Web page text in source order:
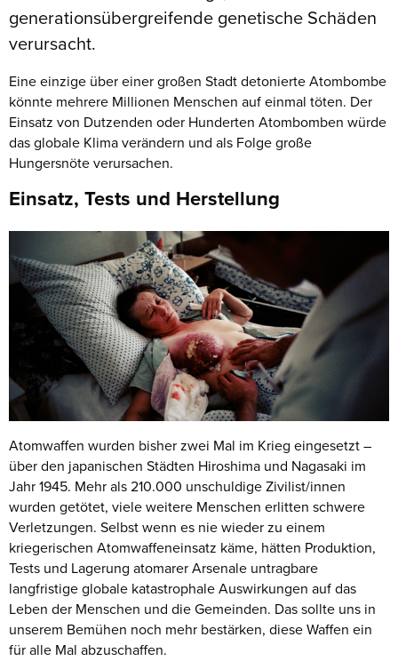
generationsübergreifende genetische Schäden
verursacht.
Eine einzige über einer großen Stadt detonierte Atombombe
könnte mehrere Millionen Menschen auf einmal töten. Der
Einsatz von Dutzenden oder Hunderten Atombomben würde
das globale Klima verändern und als Folge große
Hungersnöte verursachen.
Einsatz, Tests und Herstellung
Atomwaffen wurden bisher zwei Mal im Krieg eingesetzt –
über den japanischen Städten Hiroshima und Nagasaki im
Jahr 1945. Mehr als 210.000 unschuldige Zivilist/innen
wurden getötet, viele weitere Menschen erlitten schwere
Verletzungen. Selbst wenn es nie wieder zu einem
kriegerischen Atomwaffeneinsatz käme, hätten Produktion,
Tests und Lagerung atomarer Arsenale untragbare
langfristige globale katastrophale Auswirkungen auf das
Leben der Menschen und die Gemeinden. Das sollte uns in
unserem Bemühen noch mehr bestärken, diese Waffen ein
für alle Mal abzuschaffen.